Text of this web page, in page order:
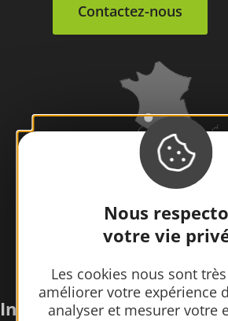
Nous
votre vie
Les cookies nous sont
améliorer votre expérience
analyser et mesurer votre
Contactez-nous
Infos pratiques